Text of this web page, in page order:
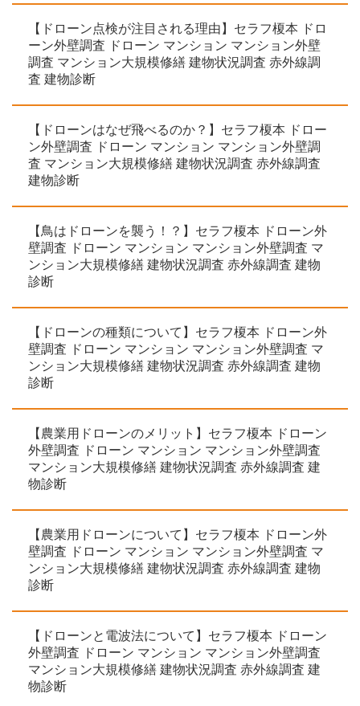
【ドローン点検が注目される理由】セラフ榎本 ドロ
ーン外壁調査 ドローン マンション マンション外壁
調査 マンション大規模修繕 建物状況調査 赤外線調
査 建物診断
【ドローンはなぜ飛べるのか？】セラフ榎本 ドロー
ン外壁調査 ドローン マンション マンション外壁調
査 マンション大規模修繕 建物状況調査 赤外線調査
建物診断
【鳥はドローンを襲う！？】セラフ榎本 ドローン外
壁調査 ドローン マンション マンション外壁調査 マ
ンション大規模修繕 建物状況調査 赤外線調査 建物
診断
【ドローンの種類について】セラフ榎本 ドローン外
壁調査 ドローン マンション マンション外壁調査 マ
ンション大規模修繕 建物状況調査 赤外線調査 建物
診断
【農業用ドローンのメリット】セラフ榎本 ドローン
外壁調査 ドローン マンション マンション外壁調査
マンション大規模修繕 建物状況調査 赤外線調査 建
物診断
【農業用ドローンについて】セラフ榎本 ドローン外
壁調査 ドローン マンション マンション外壁調査 マ
ンション大規模修繕 建物状況調査 赤外線調査 建物
診断
【ドローンと電波法について】セラフ榎本 ドローン
外壁調査 ドローン マンション マンション外壁調査
マンション大規模修繕 建物状況調査 赤外線調査 建
物診断